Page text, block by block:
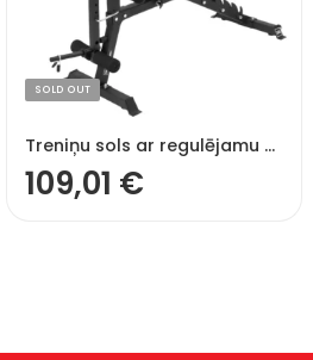
Treniņu sols ar regulējamu atzveltni
SOLD OUT
109,01 €